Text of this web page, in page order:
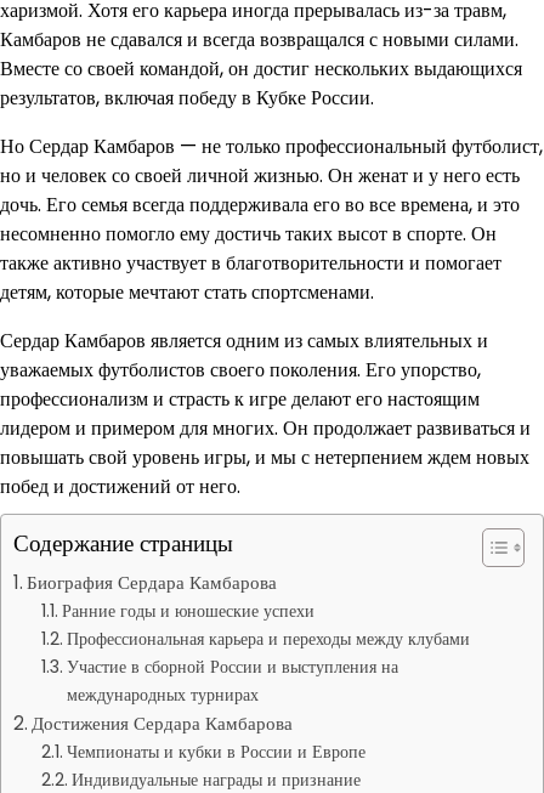
харизмой. Хотя его карьера иногда прерывалась из-за травм,
Камбаров не сдавался и всегда возвращался с новыми силами.
Вместе со своей командой, он достиг нескольких выдающихся
результатов, включая победу в Кубке России.
Но Сердар Камбаров — не только профессиональный футболист,
но и человек со своей личной жизнью. Он женат и у него есть
дочь. Его семья всегда поддерживала его во все времена, и это
несомненно помогло ему достичь таких высот в спорте. Он
также активно участвует в благотворительности и помогает
детям, которые мечтают стать спортсменами.
Сердар Камбаров является одним из самых влиятельных и
уважаемых футболистов своего поколения. Его упорство,
профессионализм и страсть к игре делают его настоящим
лидером и примером для многих. Он продолжает развиваться и
повышать свой уровень игры, и мы с нетерпением ждем новых
побед и достижений от него.
Содержание страницы
Биография Сердара Камбарова
Ранние годы и юношеские успехи
Профессиональная карьера и переходы между клубами
Участие в сборной России и выступления на
международных турнирах
Достижения Сердара Камбарова
Чемпионаты и кубки в России и Европе
Индивидуальные награды и признание